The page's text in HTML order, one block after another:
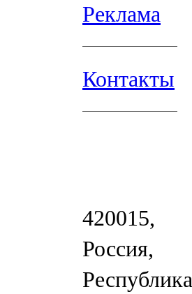
Реклама
Контакты
420015,
Россия,
Республика